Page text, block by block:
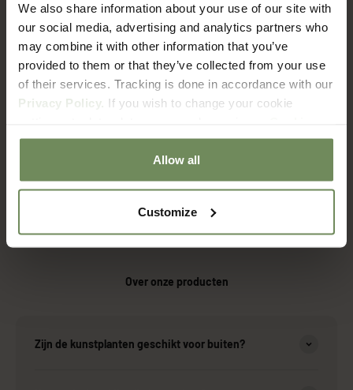
We also share information about your use of our site with
our social media, advertising and analytics partners who
may combine it with other information that you’ve
provided to them or that they’ve collected from your use
of their services. Tracking is done in accordance with our
Privacy Policy. If you wish to change your cookie
Policypage.
Allow all
Customize
Hoe lang duur het voordat ik mijn bestelling ontvang?
Wat zijn de verzendkosten?
Met welke bezorgdienst werken jullie?
Hoe zit het met retourneren?
Over onze producten
Zijn de kunstplanten geschikt voor buiten?